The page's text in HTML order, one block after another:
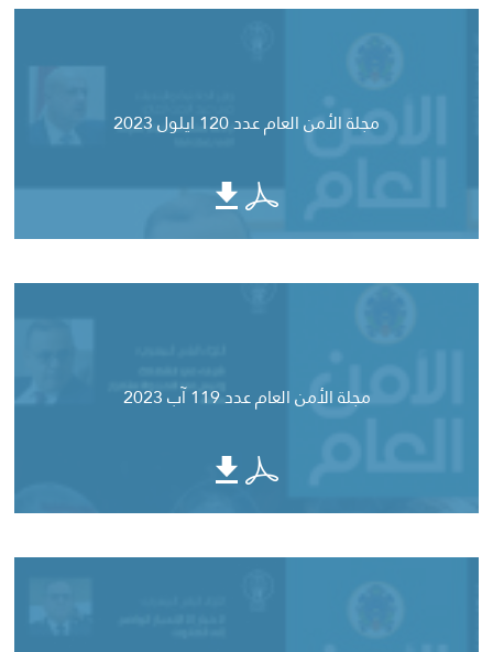
مجلة الأمن العام عدد 120 ايلول 2023
مجلة الأمن العام عدد 119 آب 2023